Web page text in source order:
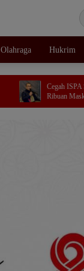
Olahraga Hukrim
Cegah ISPA Saat
Ribuan Masker untuk